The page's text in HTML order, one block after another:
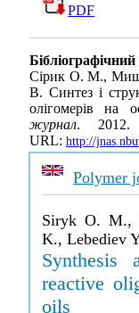
PDF
Сірик О. М.,
В. Синтез і
олігомерів на
журнал.
URL: http://
Polymer
Siryk O. M.,
K., Lebediev
Synthesis
reactive
oils